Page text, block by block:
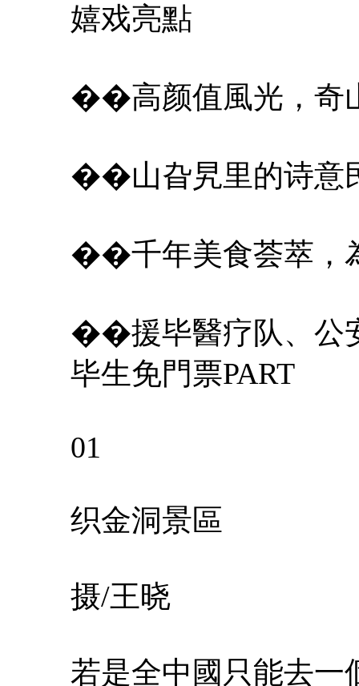
嬉戏亮點
��高颜值風光，奇
��山旮旯里的诗意
��千年美食荟萃，
��援毕醫疗队、公
毕生免門票PART
01
织金洞景區
摄/王晓
若是全中國只能去一